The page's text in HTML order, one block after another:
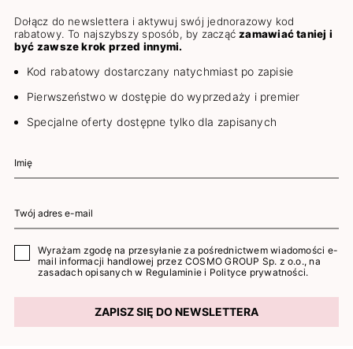
Dołącz do newslettera i aktywuj swój jednorazowy kod
rabatowy. To najszybszy sposób, by zacząćzamawiać taniej i
być zawsze krok przed innymi.
Kod rabatowy dostarczany natychmiast po zapisie
Pierwszeństwo w dostępie do wyprzedaży i premier
Specjalne oferty dostępne tylko dla zapisanych
Wyrażam zgodę na przesyłanie za pośrednictwem wiadomości e-
mail informacji handlowej przez COSMO GROUP Sp. z o.o., na
zasadach opisanych w Regulaminie i Polityce prywatności.
ZAPISZ SIĘ DO NEWSLETTERA